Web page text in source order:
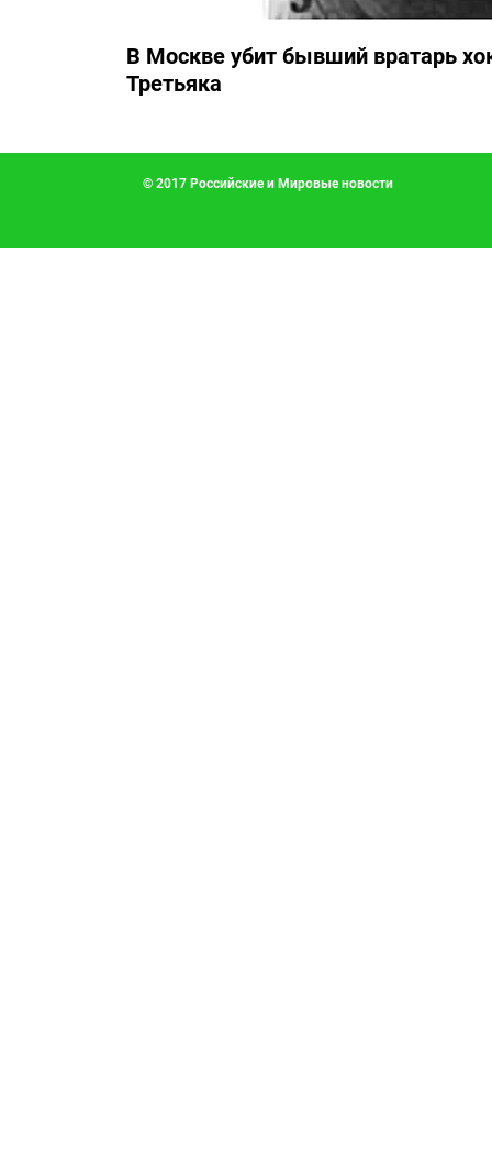
В Москве убит бывший вратарь
Третьяка
© 2017 Российские и Мировые новости